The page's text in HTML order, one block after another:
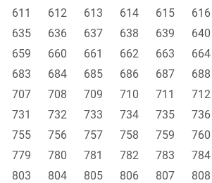
611 612 613 614 615 616
635 636 637 638 639 640
659 660 661 662 663 664
683 684 685 686 687 688
707 708 709 710 711 712
731 732 733 734 735 736
755 756 757 758 759 760
779 780 781 782 783 784
803 804 805 806 807 808